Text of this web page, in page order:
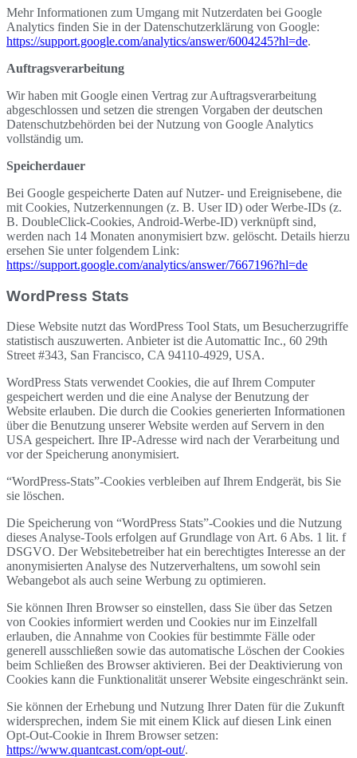
Mehr Informationen zum Umgang mit Nutzerdaten bei Google
Analytics finden Sie in der Datenschutzerklärung von Google:
https://support.google.com/analytics/answer/6004245?hl=de.
Auftragsverarbeitung
Wir haben mit Google einen Vertrag zur Auftragsverarbeitung
abgeschlossen und setzen die strengen Vorgaben der deutschen
Datenschutzbehörden bei der Nutzung von Google Analytics
vollständig um.
Speicherdauer
Bei Google gespeicherte Daten auf Nutzer- und Ereignisebene, die
mit Cookies, Nutzerkennungen (z. B. User ID) oder Werbe-IDs (z.
B. DoubleClick-Cookies, Android-Werbe-ID) verknüpft sind,
werden nach 14 Monaten anonymisiert bzw. gelöscht. Details hierzu
ersehen Sie unter folgendem Link:
https://support.google.com/analytics/answer/7667196?hl=de
WordPress Stats
Diese Website nutzt das WordPress Tool Stats, um Besucherzugriffe
statistisch auszuwerten. Anbieter ist die Automattic Inc., 60 29th
Street #343, San Francisco, CA 94110-4929, USA.
WordPress Stats verwendet Cookies, die auf Ihrem Computer
gespeichert werden und die eine Analyse der Benutzung der
Website erlauben. Die durch die Cookies generierten Informationen
über die Benutzung unserer Website werden auf Servern in den
USA gespeichert. Ihre IP-Adresse wird nach der Verarbeitung und
vor der Speicherung anonymisiert.
“WordPress-Stats”-Cookies verbleiben auf Ihrem Endgerät, bis Sie
sie löschen.
Die Speicherung von “WordPress Stats”-Cookies und die Nutzung
dieses Analyse-Tools erfolgen auf Grundlage von Art. 6 Abs. 1 lit. f
DSGVO. Der Websitebetreiber hat ein berechtigtes Interesse an der
anonymisierten Analyse des Nutzerverhaltens, um sowohl sein
Webangebot als auch seine Werbung zu optimieren.
Sie können Ihren Browser so einstellen, dass Sie über das Setzen
von Cookies informiert werden und Cookies nur im Einzelfall
erlauben, die Annahme von Cookies für bestimmte Fälle oder
generell ausschließen sowie das automatische Löschen der Cookies
beim Schließen des Browser aktivieren. Bei der Deaktivierung von
Cookies kann die Funktionalität unserer Website eingeschränkt sein.
Sie können der Erhebung und Nutzung Ihrer Daten für die Zukunft
widersprechen, indem Sie mit einem Klick auf diesen Link einen
Opt-Out-Cookie in Ihrem Browser setzen:
https://www.quantcast.com/opt-out/.